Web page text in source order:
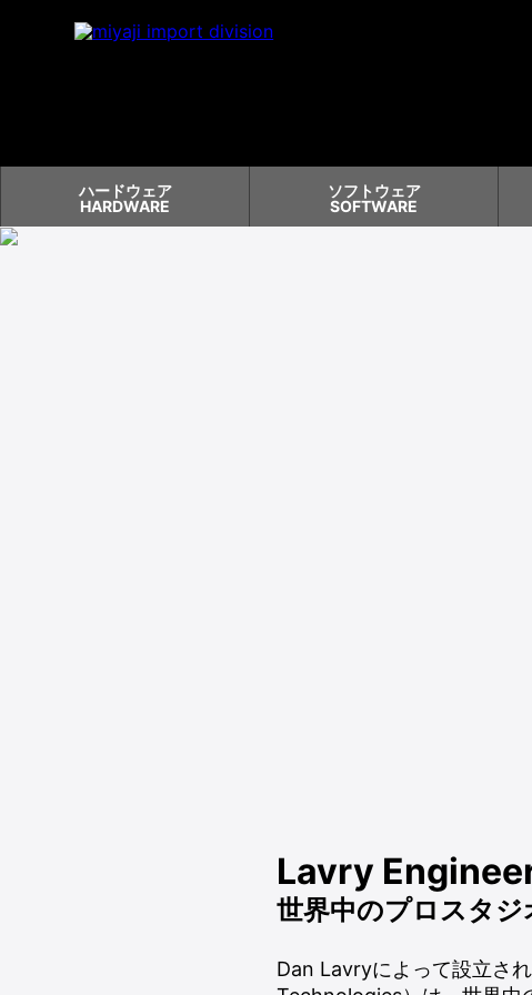
ハードウェア
HARDWARE
ソフトウェア
SOFTWARE
Lavry
世界中のプロスタ
Dan Lavryによって設立さ